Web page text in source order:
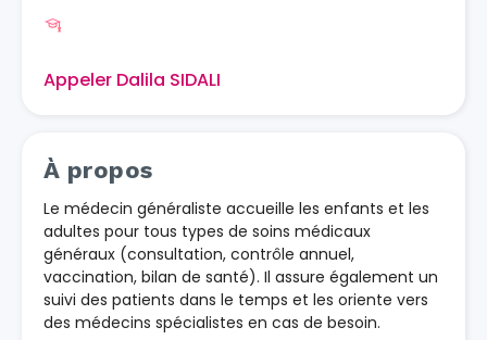
Appeler Dalila SIDALI
À propos
Le médecin généraliste accueille les enfants et les
adultes pour tous types de soins médicaux
généraux (consultation, contrôle annuel,
vaccination, bilan de santé). Il assure également un
suivi des patients dans le temps et les oriente vers
des médecins spécialistes en cas de besoin.